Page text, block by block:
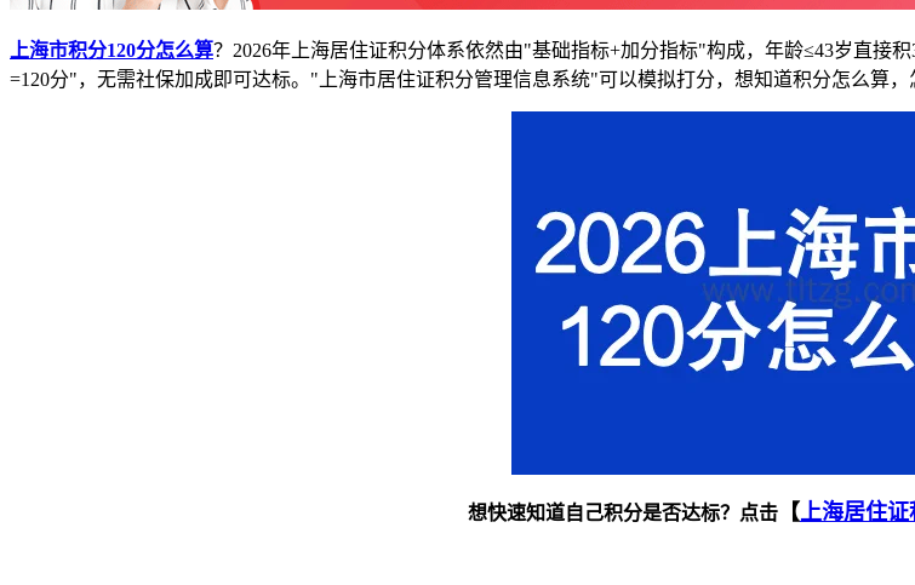
上海市积分120分怎么算？2026年上海居住证积分体系依然由"基础指标+加分指标"构成，年龄≤43岁直接
=120分"，无需社保加成即可达标。"上海市居住证积分管理信息系统"可以模拟打分，想知道积分怎么算
想快速知道自己积分是否达标？点击 【上海居住